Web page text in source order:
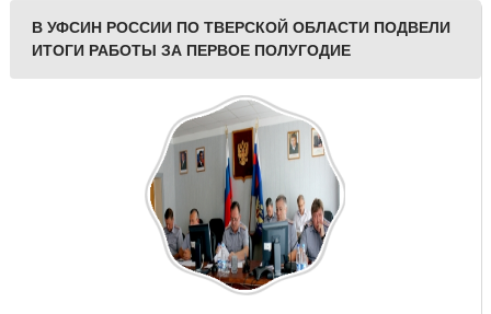
В УФСИН РОССИИ ПО ТВЕРСКОЙ ОБЛАСТИ ПОДВЕЛИ
ИТОГИ РАБОТЫ ЗА ПЕРВОЕ ПОЛУГОДИЕ